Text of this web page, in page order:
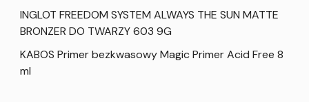
INGLOT FREEDOM SYSTEM ALWAYS THE SUN MATTE
BRONZER DO TWARZY 603 9G
KABOS Primer bezkwasowy Magic Primer Acid Free 8
ml